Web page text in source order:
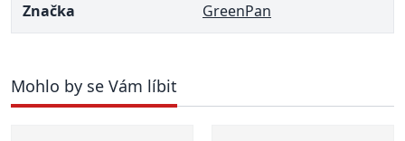
Značka GreenPan
Mohlo by se Vám líbit